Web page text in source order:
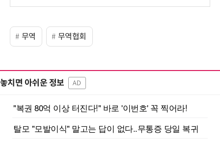
보
무역 무역협회
놓치면 아쉬운 정보 AD